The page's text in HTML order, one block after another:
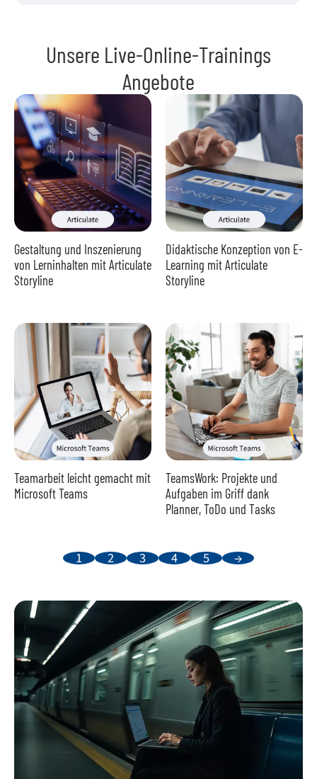
Unsere Live-Online-Trainings
Angebote
Gestaltung und Inszenierung
von Lerninhalten mit Articulate
Storyline
Didaktische Konzeption von E-
Learning mit Articulate
Storyline
Teamarbeit leicht gemacht mit
Microsoft Teams
TeamsWork: Projekte und
Aufgaben im Griff dank
Planner, ToDo und Tasks
1 2 3 4 5 →